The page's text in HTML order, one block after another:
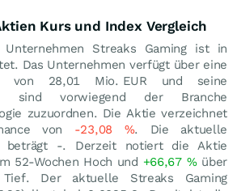
Kurs und Index Vergleich
Unternehmen Streaks Gaming ist in
Das Unternehmen verfügt über eine
von 28,01 Mio. EUR und seine
sind vorwiegend der Branche
zuzuordnen. Die Aktie verzeichnet
von -23,08 %. Die aktuelle
beträgt -. Derzeit notiert die Aktie
52-Wochen Hoch und +66,67 %über
Tief. Der aktuelle Streaks Gaming